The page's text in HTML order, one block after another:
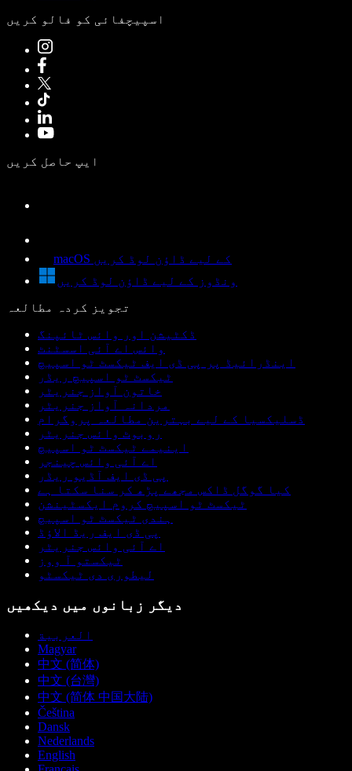
اسپیچفائی کو فالو کریں
ایپ حاصل کریں
macOS کے لیے ڈاؤن لوڈ کریں
ونڈوز کے لیے ڈاؤن لوڈ کریں
تجویز کردہ مطالعہ
ڈکٹیشن اور وائس ٹائپنگ
وائس اے آئی اسسٹنٹ
اینڈرائیڈ پر پی ڈی ایف ٹیکسٹ ٹو اسپیچ
ٹیکسٹ ٹو اسپیچ ریڈر
خاتون آواز جنریٹر
مردانہ آواز جنریٹر
ڈسلیکسیا کے لیے بہترین مطالعہ پروگرام
روبوٹ وائس جنریٹر
اینیمے ٹیکسٹ ٹو اسپیچ
اے آئی وائس چینجر
پی ڈی ایف آڈیو ریڈر
کیا گوگل ڈاکس مجھے پڑھ کر سنا سکتا ہے
ٹیکسٹ ٹو اسپیچ کروم ایکسٹینشن
ہندی ٹیکسٹ ٹو اسپیچ
پی ڈی ایف ریڈ الاؤڈ
اے آئی وائس جنریٹر
ٹیکستو آ ووز
لیطوری دی ٹیکسٹو
دیگر زبانوں میں دیکھیں
العربية
Magyar
中文 (简体)
中文 (台灣)
中文 (简体 中国大陆)
Čeština
Dansk
Nederlands
English